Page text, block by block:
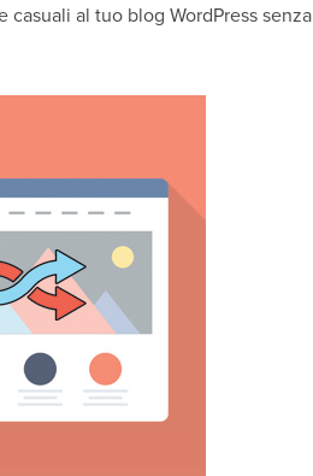
al tuo blog WordPress senza